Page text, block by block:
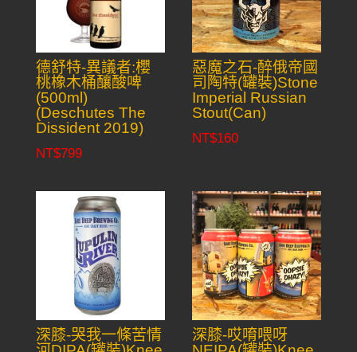
德舒特-異議者:櫻
桃橡木桶釀酸啤
(500ml)
(Deschutes The
Dissident 2019)
NT$799
惡魔之石-醉俄帝國
司陶特(罐裝)Stone
Imperial Russian
Stout(Can)
NT$160
深膝-哭我一條苦情
深膝-哎唷喂呀